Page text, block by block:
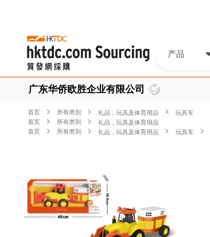
产品
广东华侨欧胜企业有限公司
首页 所有类別 礼品，玩具及体育用品
玩具车
首页
所有类別
礼品，玩具及体育用品
首页
所有类別 礼品，玩具及体育用品 玩具车